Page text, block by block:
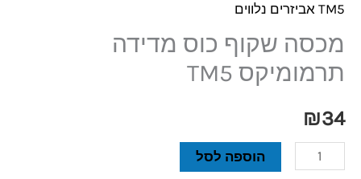
TM5 אביזרים נלווים
מכסה שקוף כוס מדידה
תרמומיקס TM5
₪34
הוספה לסל